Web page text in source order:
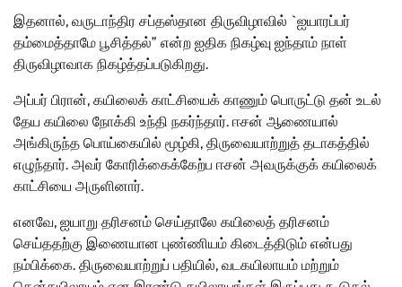
இதனால், வருடாந்திர சப்தஸ்தான திருவிழாவில் `ஐயாரப்பர்
தம்மைத்தாமே பூசித்தல்” என்ற ஐதிக நிகழ்வு ஐந்தாம் நாள்
திருவிழாவாக நிகழ்த்தப்படுகிறது.
அப்பர் பிரான், கயிலைக் காட்சியைக் காணும் பொருட்டு தன் உடல்
தேய கயிலை நோக்கி உந்தி நகர்ந்தார். ஈசன் ஆணையால்
அங்கிருந்த பொய்கையில் மூழ்கி, திருவையாற்றுத் தடாகத்தில்
எழுந்தார். அவர் கோரிக்கைக்கேற்ப ஈசன் அவருக்குக் கயிலைக்
காட்சியை அருளினார்.
எனவே, ஐயாறு தரிசனம் செய்தாலே கயிலைத் தரிசனம்
செய்ததற்கு இணையான புண்ணியம் கிடைத்திடும் என்பது
நம்பிக்கை. திருவையாற்றுப் பதியில், வடகயிலாயம் மற்றும்